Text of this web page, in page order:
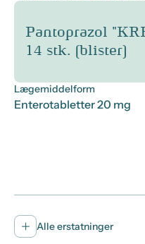
Pantoprazol "KRKA" 20 mg /
14 stk. (blister)
Lægemiddelform
Enterotabletter 20 mg
Alle erstatninger